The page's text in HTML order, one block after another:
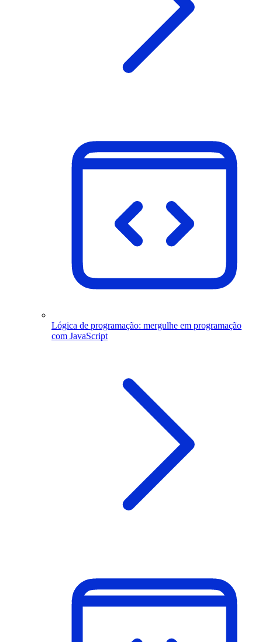
Lógica de programação: mergulhe em programação
com JavaScript